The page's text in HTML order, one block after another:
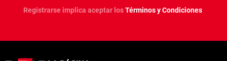
Registrarse implica aceptar losTérminos y Condiciones